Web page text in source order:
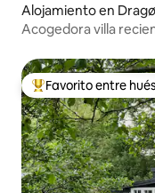
Alojamiento en
Acogedora villa
Favorito entre
Favorito entre